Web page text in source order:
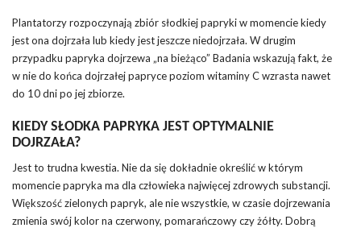
Plantatorzy rozpoczynają zbiór słodkiej papryki w momencie kiedy
jest ona dojrzała lub kiedy jest jeszcze niedojrzała. W drugim
przypadku papryka dojrzewa „na bieżąco” Badania wskazują fakt, że
w nie do końca dojrzałej papryce poziom witaminy C wzrasta nawet
do 10 dni po jej zbiorze.
KIEDY SŁODKA PAPRYKA JEST OPTYMALNIE
DOJRZAŁA?
Jest to trudna kwestia. Nie da się dokładnie określić w którym
momencie papryka ma dla człowieka najwięcej zdrowych substancji.
Większość zielonych papryk, ale nie wszystkie, w czasie dojrzewania
zmienia swój kolor na czerwony, pomarańczowy czy żółty. Dobrą